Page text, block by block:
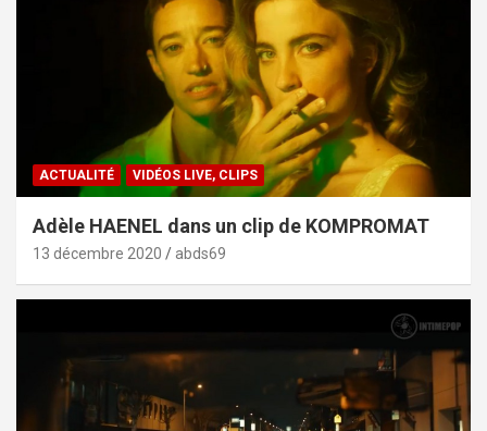
ACTUALITÉ VIDÉOS LIVE, CLIPS
Adèle HAENEL dans un clip de KOMPROMAT
13 décembre 2020 abds69